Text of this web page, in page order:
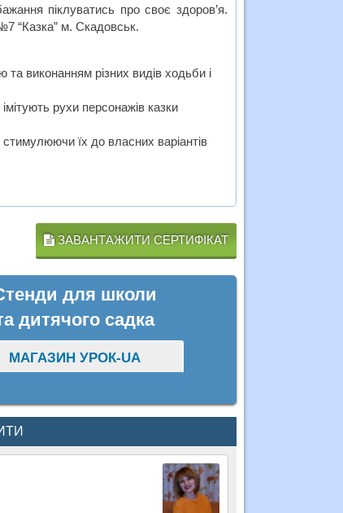
піклуватись про своє здоров’я.
“Казка” м. Скадовськ.
виконанням різних видів ходьби і
рухи персонажів казки
їх до власних варіантів
ЗАВАНТАЖИТИ СЕРТИФІКАТ
для школи
дитячого садка
МАГАЗИН УРОК-UA